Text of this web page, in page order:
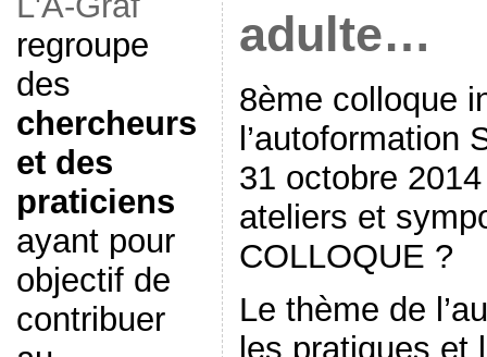
regroupe
des
chercheurs
et des
praticiens
ayant pour
objectif de
contribuer
adulte…
8ème colloque
l’autoformation
31 octobre
ateliers et
COLLOQUE ?
Le thème de
les pratiques et